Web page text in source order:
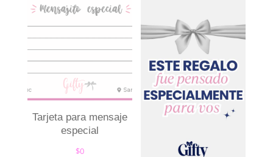
Tarjeta para mensaje
especial
$0